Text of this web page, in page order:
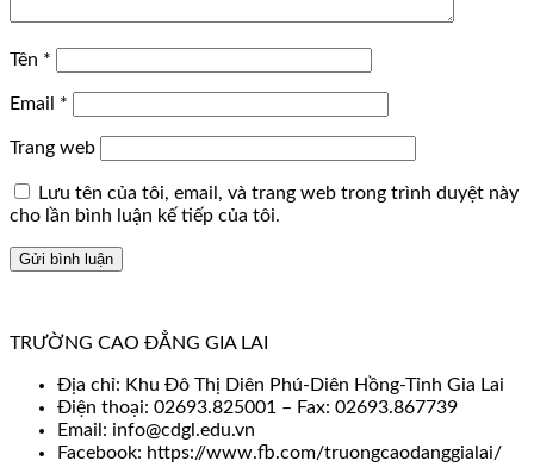
Tên *
Email *
Trang web
Lưu tên của tôi, email, và trang web trong trình duyệt này
cho lần bình luận kế tiếp của tôi.
TRƯỜNG CAO ĐẲNG GIA LAI
Địa chỉ: Khu Đô Thị Diên Phú-Diên Hồng-Tỉnh Gia Lai
Điện thoại: 02693.825001 – Fax: 02693.867739
Email: info@cdgl.edu.vn
Facebook: https://www.fb.com/truongcaodanggialai/